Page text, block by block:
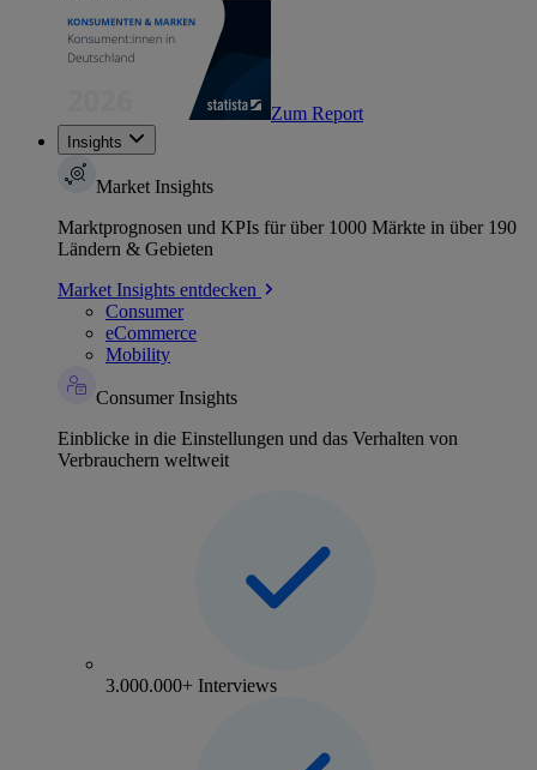
Zum Report
Insights
Market Insights
Marktprognosen und KPIs für über 1000 Märkte in über 190
Ländern & Gebieten
Market Insights entdecken
Consumer
eCommerce
Mobility
Consumer Insights
Einblicke in die Einstellungen und das Verhalten von
Verbrauchern weltweit
3.000.000+ Interviews